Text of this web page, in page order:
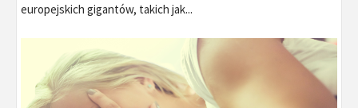
europejskich gigantów, takich jak...